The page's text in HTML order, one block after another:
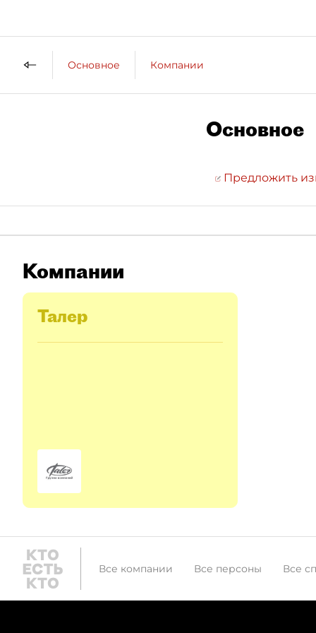
Основное Компании
Основное
Предложить
Компании
Талер
Все компании Все персоны Все